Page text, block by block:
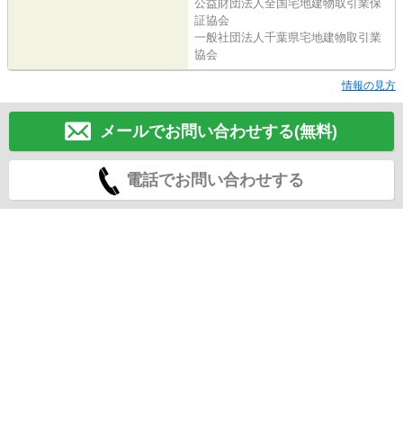
公益財団法人全国宅地建物取引業保
証協会
一般社団法人千葉県宅地建物取引業
協会
情報の見方
メールでお問い合わせする(無料)
電話でお問い合わせする